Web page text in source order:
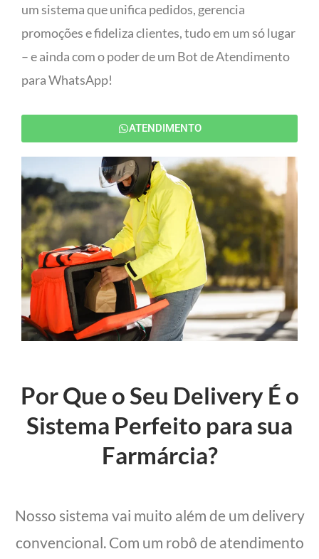
um sistema que unifica pedidos, gerencia
promoções e fideliza clientes, tudo em um só lugar
– e ainda com o poder de um Bot de Atendimento
para WhatsApp!
ATENDIMENTO
Por Que o Seu Delivery É o
Sistema Perfeito para sua
Farmárcia?
Nosso sistema vai muito além de um delivery
convencional. Com um robô de atendimento